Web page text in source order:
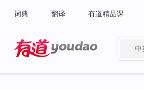
词典 翻译 有道精品课
中